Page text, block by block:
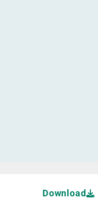
uniek
met uniek
Download